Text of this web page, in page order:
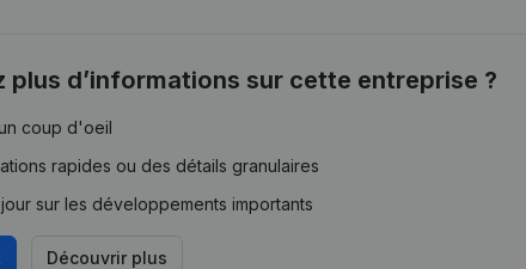
plus d’informations sur cette entreprise ?
coup d'oeil
rapides ou des détails granulaires
sur les développements importants
Découvrir plus